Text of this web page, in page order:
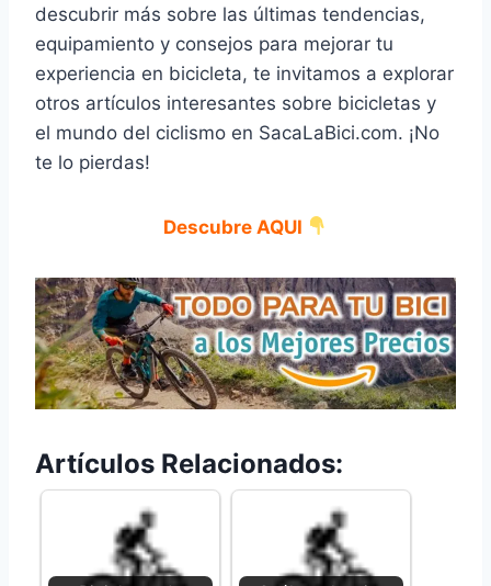
descubrir más sobre las últimas tendencias,
equipamiento y consejos para mejorar tu
experiencia en bicicleta, te invitamos a explorar
otros artículos interesantes sobre bicicletas y
el mundo del ciclismo en SacaLaBici.com. ¡No
te lo pierdas!
Descubre AQUI
Artículos Relacionados: